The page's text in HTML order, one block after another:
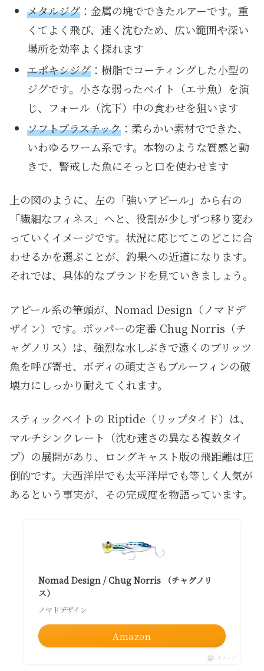
メタルジグ：金属の塊でできたルアーです。重
くてよく飛び、速く沈むため、広い範囲や深い
場所を効率よく探れます
エポキシジグ：樹脂でコーティングした小型の
ジグです。小さな弱ったベイト（エサ魚）を演
じ、フォール（沈下）中の食わせを狙います
ソフトプラスチック：柔らかい素材でできた、
いわゆるワーム系です。本物のような質感と動
きで、警戒した魚にそっと口を使わせます
上の図のように、左の「強いアピール」から右の
「繊細なフィネス」へと、役割が少しずつ移り変わ
っていくイメージです。状況に応じてこのどこに合
わせるかを選ぶことが、釣果への近道になります。
それでは、具体的なブランドを見ていきましょう。
アピール系の筆頭が、Nomad Design（ノマドデ
ザイン）です。ポッパーの定番 Chug Norris（チ
ャグノリス）は、強烈な水しぶきで遠くのブリッツ
魚を呼び寄せ、ボディの頑丈さもブルーフィンの破
壊力にしっかり耐えてくれます。
スティックベイトの Riptide（リップタイド）は、
マルチシンクレート（沈む速さの異なる複数タイ
プ）の展開があり、ロングキャスト版の飛距離は圧
倒的です。大西洋岸でも太平洋岸でも等しく人気が
あるという事実が、その完成度を物語っています。
Nomad Design / Chug Norris （チャグノリ
ス）
ノマドデザイン
Amazon
ポチップ